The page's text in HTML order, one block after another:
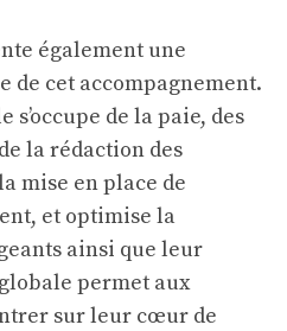
également une
de cet accompagnement.
de la paie, des
la rédaction des
mise en place de
et optimise la
ainsi que leur
permet aux
sur leur cœur de